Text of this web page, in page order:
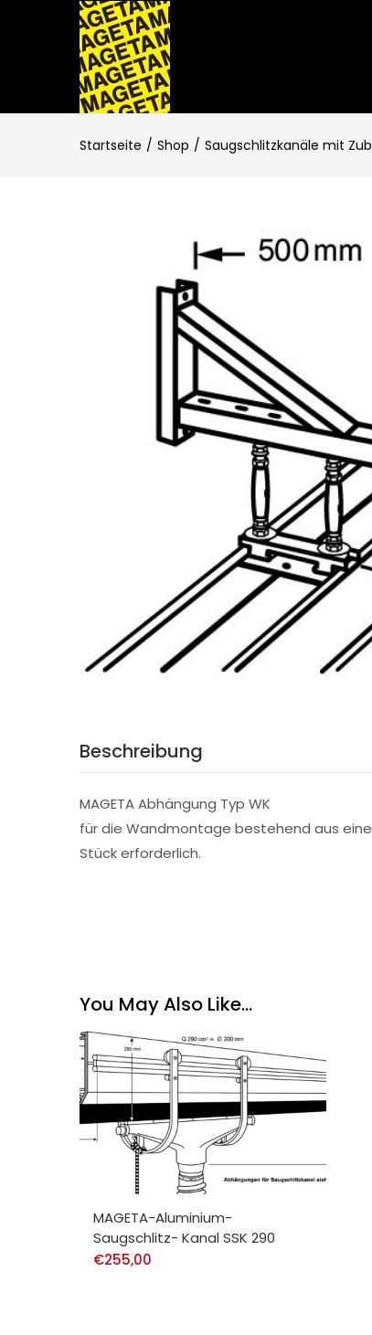
Startseite Shop Saugschlitzkanäle mit
Beschreibung
MAGETA Abhängung Typ WK
für die Wandmontage bestehend aus eine
Stück erforderlich.
You May Also Like…
MAGETA-Aluminium-
Saugschlitz- Kanal SSK 290
€255,00